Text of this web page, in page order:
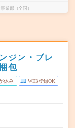
業部（全国）
ジン・ブレ
包
休み WEB登録OK